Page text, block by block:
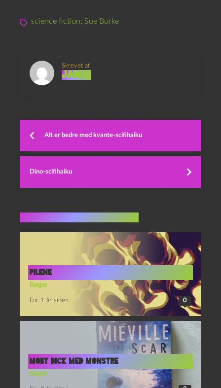
science fiction, Sue Burke
Skrevet af
Janus
Alt er bedre med kvante-scifihaiku
Dino-scifihaiku
Pilene
Bøger
For 1 år siden 0
Moby Dick med monstre
Bøger